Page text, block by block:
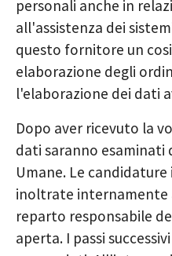
personali anche in
all'assistenza dei
questo fornitore un
elaborazione degli
l'elaborazione dei dati
Dopo aver ricevuto la
dati saranno esaminati
Umane. Le
inoltrate internamente
reparto responsabile
aperta. I passi